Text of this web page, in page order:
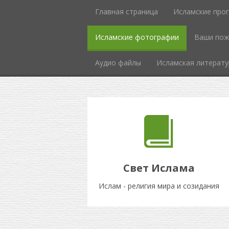
Главная страница Исламские
Исламcкие фотографии Ваши
Аудио файлы Исламская
Свет Ислама
Ислам - религия мира и созидания